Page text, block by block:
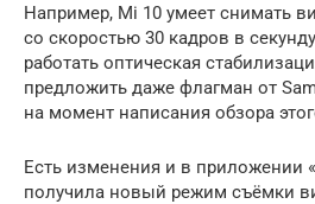
Например, Mi 10 умеет снимать
со скоростью 30 кадров в
работать оптическая
предложить даже флагман от
на момент написания обзора
Есть изменения и в приложении
получила новый режим съёмки